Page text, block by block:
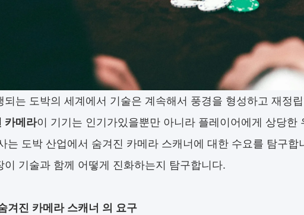
되는 도박의 세계에서 기술은 계속해서 풍경을 형성하고 재정
카메라이 기기는 인기가있을뿐만 아니라 플레이어에게 상당한
는 도박 산업에서 숨겨진 카메라 스캐너에 대한 수요를 탐구합
이 기술과 함께 어떻게 진화하는지 탐구합니다.
겨진 카메라 스캐너 의 요구